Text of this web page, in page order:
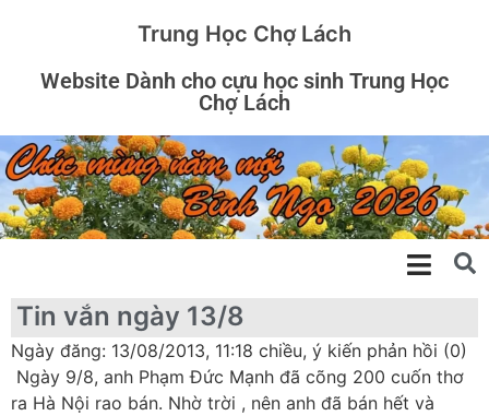
Trung Học Chợ Lách
Website Dành cho cựu học sinh Trung Học
Chợ Lách
Tin vắn ngày 13/8
Ngày đăng: 13/08/2013, 11:18 chiều, ý kiến phản hồi (0)
Ngày 9/8, anh Phạm Đức Mạnh đã cõng 200 cuốn thơ
ra Hà Nội rao bán. Nhờ trời , nên anh đã bán hết và